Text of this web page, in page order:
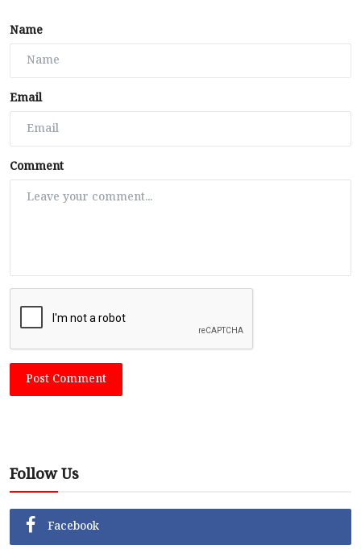
Name
Email
Comment
Post Comment
Follow Us
Facebook